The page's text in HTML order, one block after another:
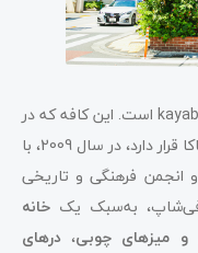
یکی دیگر از کافه های برتر توکیو kayaba coffee است. این کافه که در
خیابانی جذاب، در محله مدرسه قدیمی یاناکا قرار دارد، در سال 2009، با
کمک گالری هنری Scai the Bathhouse و انجمن فرهنگی و تاریخی
به‌سبک یک خانه
و میزهای چوبی، درهای